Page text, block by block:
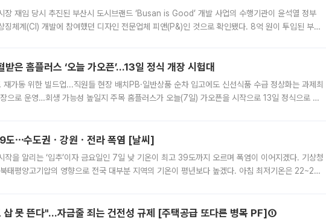
장 재임 당시 추진된 부산시 도시브랜드 ‘Busan is Good’ 개발 사업의 수행기관이 윤석열 정부
징체계(CI) 개발에 참여했던 디자인 전문업체 피앤(P&)인 것으로 확인됐다. 8억 원이 투입된 부산
은 홈플러스 ‘오늘 가오픈’...13일 정식 개장 시험대
가동 위한 빌드업...직원들 현장 배치PB·일반상품 순차 입고에도 신선식품 수급 정상화는 과제최
으로 운영…회생 가능성 높일지 주목 홈플러스가 오늘(7일) 가오픈을 시작으로 13일 정식으로 재
도⋯수도권ㆍ강원ㆍ전라 폭염 [날씨]
작을 알리는 ‘입추’이자 금요일인 7일 낮 기온이 최고 39도까지 오르며 폭염이 이어지겠다. 기상청
태평양고기압의 영향으로 전국 대부분 지역의 기온이 평년보다 높겠다. 아침 최저기온은 22~27
삽 못 뜬다"…자금줄 죄는 건전성 규제 [주택공급 또다른 병목 PF]①